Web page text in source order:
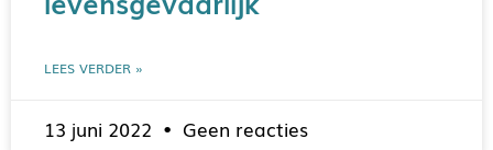
LEES VERDER »
13 juni 2022 Geen reacties